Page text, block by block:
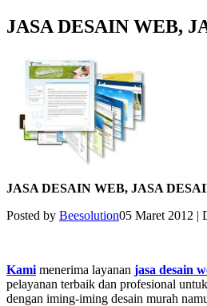
JASA DESAIN WEB,
JASA DESAIN WEB, JASA
Posted by Beesolution05 Maret 2012 |
Kami menerima layanan jasa desain
pelayanan terbaik dan profesional
dengan iming-iming desain murah